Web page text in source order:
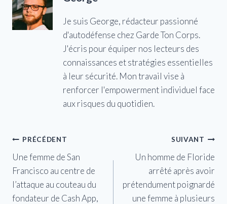
Je suis George, rédacteur passionné
d'autodéfense chez Garde Ton Corps.
J'écris pour équiper nos lecteurs des
connaissances et stratégies essentielles
à leur sécurité. Mon travail vise à
renforcer l'empowerment individuel face
aux risques du quotidien.
Navigation
de
l’article
PRÉCÉDENT
Une femme de San
Francisco au centre de
l’attaque au couteau du
fondateur de Cash App,
SUIVANT
Un homme de Floride
arrêté après avoir
prétendument poignardé
une femme à plusieurs